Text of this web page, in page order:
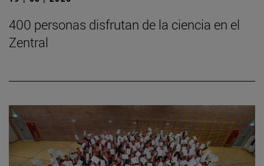
400 personas disfrutan de la ciencia en el
Zentral